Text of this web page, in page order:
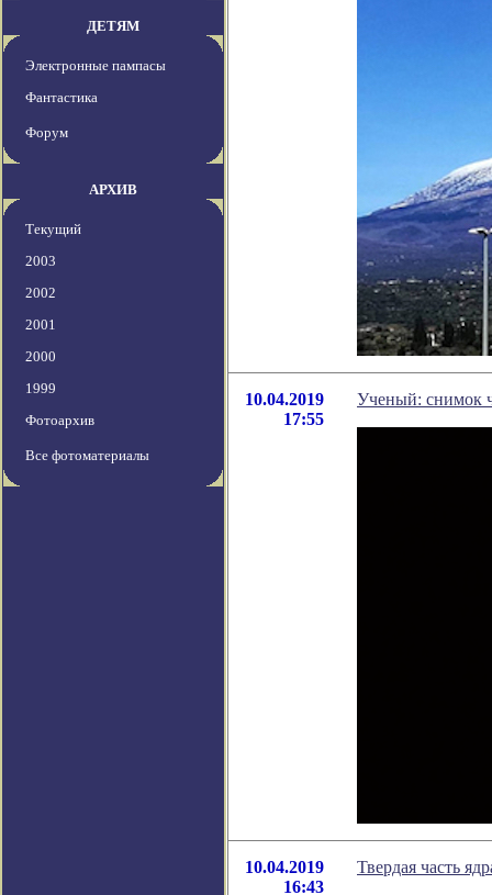
ДЕТЯМ
Электронные пампасы
Фантастика
Форум
АРХИВ
Текущий
2003
2002
2001
2000
1999
Фотоархив
Все фотоматериалы
10.04.2019
17:55
Ученый: снимок
10.04.2019
16:43
Твердая часть